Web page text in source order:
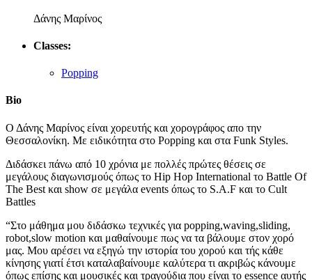
Δάνης Μαρίνος
Classes:
Popping
Bio
Ο Δάνης Μαρίνος είναι χορευτής και χορογράφος απο την
Θεσσαλονίκη. Με ειδικότητα στο Popping και στα Funk Styles.
Διδάσκει πάνω από 10 χρόνια με πολλές πρώτες θέσεις σε
μεγάλους διαγωνισμούς όπως το Hip Hop International το Battle Of
The Best και show σε μεγάλα events όπως το S.A.F και το Cult
Battles
“Στο μάθημα μου διδάσκω τεχνικές για popping,waving,sliding,
robot,slow motion και μαθαίνουμε πως να τα βάλουμε στον χορό
μας. Μου αρέσει να εξηγώ την ιστορία του χορού και τής κάθε
κίνησης γιατί έτσι καταλαβαίνουμε καλύτερα τι ακριβώς κάνουμε
όπως επίσης και μουσικές και τραγούδια που είναι το essence αυτής